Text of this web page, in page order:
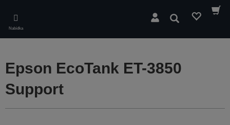
main
content
Nabídka
Hledat
Epson EcoTank ET-3850
Support